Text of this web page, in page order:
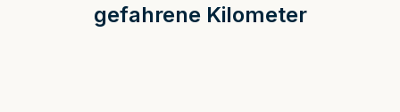
gefahrene Kilometer